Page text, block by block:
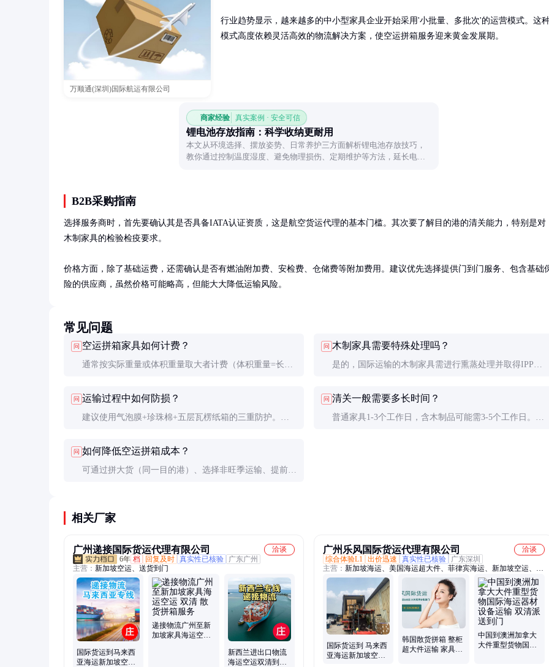
万顺通(深圳)国际航运有限公司
行业趋势显示，越来越多的中小型家具企业开始采用'小批量、多批次'的运营模式。这
模式高度依赖灵活高效的物流解决方案，使空运拼箱服务迎来黄金发展期。
商家经验 真实案例 · 安全可信
锂电池存放指南：科学收纳更耐用
本文从环境选择、摆放姿势、日常养护三方面解析锂电池存放技巧，
教你通过控制温度湿度、避免物理损伤、定期维护等方法，延长电池
B2B采购指南
选择服务商时，首先要确认其是否具备IATA认证资质，这是航空货运代理的基本门槛。其次要了解目的港的清关能力，特别是对
木制家具的检验检疫要求。
价格方面，除了基础运费，还需确认是否有燃油附加费、安检费、仓储费等附加费用。建议优先选择提供门到门服务、包含基础
险的供应商，虽然价格可能略高，但能大大降低运输风险。
常见问题
问 空运拼箱家具如何计费？
通常按实际重量或体积重量取大者计费（体积重量=长×
安检费（约200-500元）等。
问 木制家具需要特殊处理吗？
是的，国际运输的木制家具需进行熏蒸处理并取得IPPC
问 运输过程中如何防损？
建议使用气泡膜+珍珠棉+五层瓦楞纸箱的三重防护。边
要。
问 清关一般需要多长时间？
普通家具1-3个工作日，含木制品可能需3-5个工作日。建
问 如何降低空运拼箱成本？
可通过拼大货（同一目的港）、选择非旺季运输、提前预
相关厂家
广州递接国际货运代理有限公司
洽谈
6年 档 回复及时 真实性已核验
广东广州
主营： 新加坡空运、送货到门
国际货运到马来西
亚海运新加坡空运
递接物流广州至新
加坡家具海运空运
新西兰进出口物流
海运空运双清到门
广州乐风国际货运代理有限公司
洽谈
综合体验L1 出价迅速 真实性已核验
广东深圳
主营： 新加坡海运、美国海运超大件、菲律宾海运、新加坡空运、马
来西亚海运、加拿大海运、新西兰海运
国际货运到 马来西
亚海运新加坡空运
韩国散货拼箱 整柜
超大件运输 家具玩
中国到澳洲加拿大
大件重型货物国际